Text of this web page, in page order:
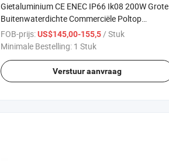
Gietaluminium CE ENEC IP66 Ik08 200W Grote
Buitenwaterdichte Commerciële Poltop
Schorsingsinstallatie Verlichting Hoge Mast
Lichtarmatuur
FOB-prijs:US$145,00-155,5/ Stuk
Minimale Bestelling: 1 Stuk
Verstuur aanvraag